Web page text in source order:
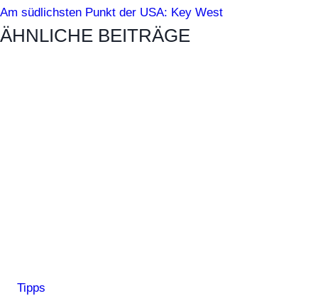
Am südlichsten Punkt der USA: Key West
ÄHNLICHE BEITRÄGE
Tipps